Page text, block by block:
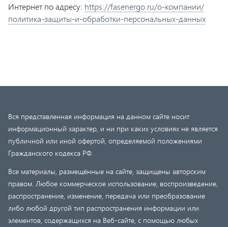
Интернет по адресу: https://fasenergo.ru/о-компании/
политика-защиты-и-обработки-персональных-данных
Вся представленная информация на данном сайте носит
информационный характер, и ни при каких условиях не является
публичной или иной офертой, определяемой положениями
Гражданского кодекса РФ.
Все материалы, размещённые на сайте, защищены авторским
правом. Любое коммерческое использование, воспроизведение,
распространение, изменение, передача или преобразование
либо любой другой тип распространения информации или
элементов, содержащихся на Веб-сайте, с помощью любых